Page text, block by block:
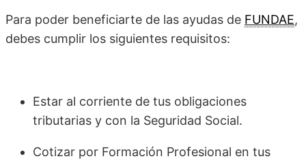
Para poder beneficiarte de las ayudas de FUNDAE,
debes cumplir los siguientes requisitos:
Estar al corriente de tus obligaciones
tributarias y con la Seguridad Social.
Cotizar por Formación Profesional en tus